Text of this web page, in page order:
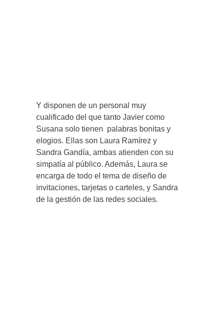
Y disponen de un personal muy
cualificado del que tanto Javier como
Susana solo tienen palabras bonitas y
elogios. Ellas son Laura Ramírez y
Sandra Gandía, ambas atienden con su
simpatía al público. Además, Laura se
encarga de todo el tema de diseño de
invitaciones, tarjetas o carteles, y Sandra
de la gestión de las redes sociales.